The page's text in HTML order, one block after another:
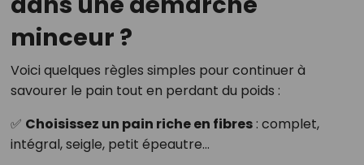
minceur ?
Voici quelques règles simples pour continuer à
savourer le pain tout en perdant du poids :
✅ Choisissez un pain riche en fibres: complet,
intégral, seigle, petit épeautre…